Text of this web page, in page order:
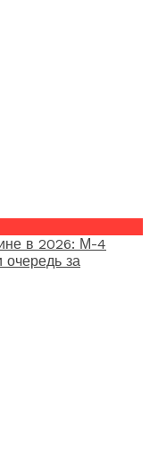
в 2026: М-4
очередь за